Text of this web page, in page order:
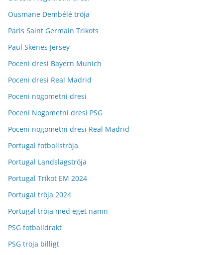
Ousmane Dembélé tröja
Paris Saint Germain Trikots
Paul Skenes Jersey
Poceni dresi Bayern Munich
Poceni dresi Real Madrid
Poceni nogometni dresi
Poceni Nogometni dresi PSG
Poceni nogometni dresi Real Madrid
Portugal fotbollströja
Portugal Landslagströja
Portugal Trikot EM 2024
Portugal tröja 2024
Portugal tröja med eget namn
PSG fotballdrakt
PSG tröja billigt